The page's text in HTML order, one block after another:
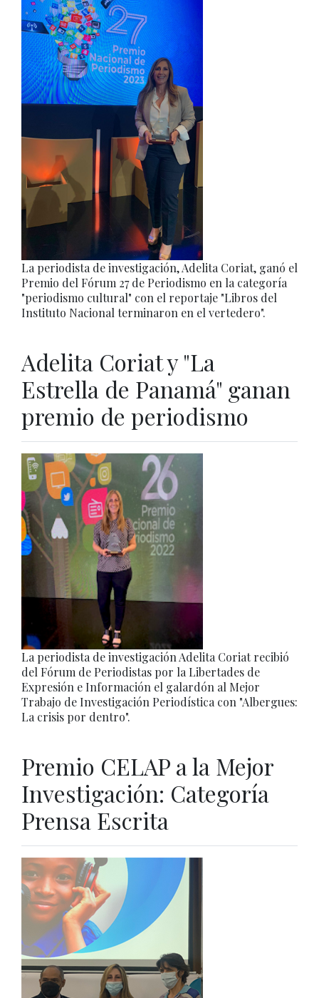
La periodista de investigación, Adelita Coriat, ganó el
Premio del Fórum 27 de Periodismo en la categoría
"periodismo cultural" con el reportaje "Libros del
Instituto Nacional terminaron en el vertedero".
Adelita Coriat y "La
Estrella de Panamá" ganan
premio de periodismo
La periodista de investigación Adelita Coriat recibió
del Fórum de Periodistas por la Libertades de
Expresión e Información el galardón al Mejor
Trabajo de Investigación Periodística con "Albergues:
La crisis por dentro".
Premio CELAP a la Mejor
Investigación: Categoría
Prensa Escrita